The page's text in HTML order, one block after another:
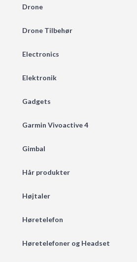
Drone
Drone Tilbehør
Electronics
Elektronik
Gadgets
Garmin Vivoactive 4
Gimbal
Hår produkter
Højtaler
Høretelefon
Høretelefoner og Headset